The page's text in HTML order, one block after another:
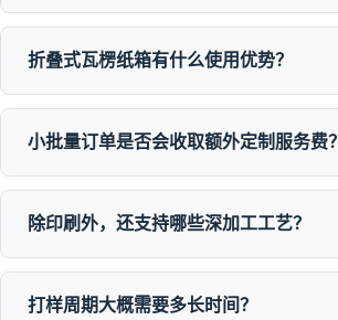
折叠式瓦楞纸箱有什么使用优势？
小批量订单是否会收取额外定制服务费？
除印刷外，还支持哪些深加工工艺？
打样周期大概需要多长时间？